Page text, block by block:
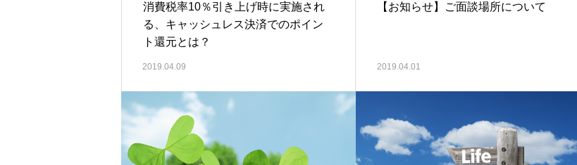
消費税率10％引き上げ時に実施され
る、キャッシュレス決済でのポイン
ト還元とは？
2019.04.09
【お知らせ】ご面談場所について
2019.04.01